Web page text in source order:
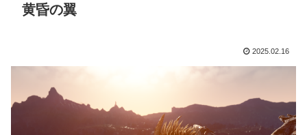
黄昏の翼
2025.02.16